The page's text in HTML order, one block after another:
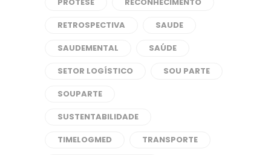
PROTESE
RECONHECIMENTO
RETROSPECTIVA
SAUDE
SAUDEMENTAL
SAÚDE
SETOR LOGÍSTICO
SOU PARTE
SOUPARTE
SUSTENTABILIDADE
TIMELOGMED
TRANSPORTE